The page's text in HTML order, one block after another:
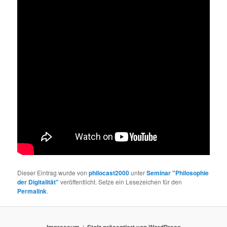
Dieser Eintrag wurde vonphilocast2000unterSeminar "Philosophie
der Digitalität" veröffentlicht. Setze ein Lesezeichen für den
Permalink.